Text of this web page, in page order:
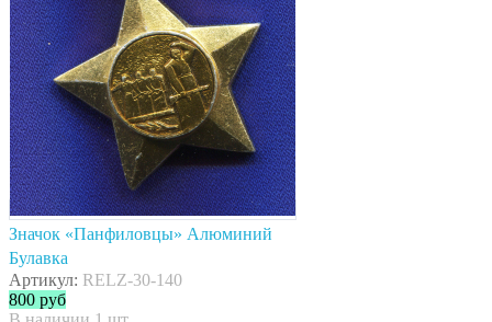
Значок «Панфиловцы» Алюминий
Булавка
Артикул: RELZ-30-140
800 руб